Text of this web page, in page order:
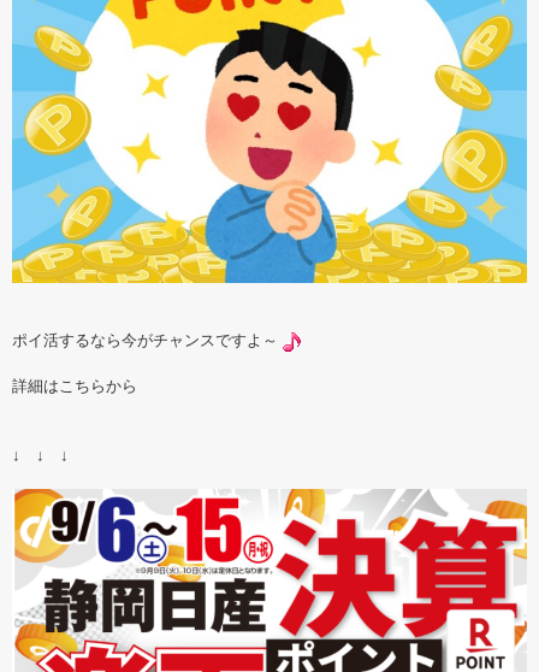
ポイ活するなら今がチャンスですよ～
詳細はこちらから
↓ ↓ ↓